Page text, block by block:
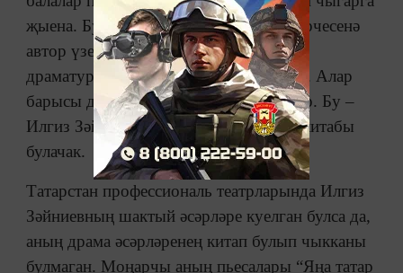
җыена. Бу хакта “Татар-информ” хәбәрчесенә
автор үзе хәбәр итте. Җыентыкка
драматургның дүрт пьесасы кертелгән. Алар
барысы да театрларда куелган пьесалар. Бу –
Илгиз Зәйниевның беренче авторлык китабы
булачак.
Татарстан профессиональ театрларында Илгиз
Зәйниевның шактый әсәрләре куелган булса да,
аның драма әсәрләренең китап булып чыкканы
булмаган. Моңарчы аның пьесалары “Яңа татар